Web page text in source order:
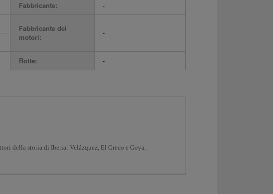
Fabbricante:
-
Fabbricante dei
motori:
-
Rotte: -
della storia di Iberia: Velázquez, El Greco e Goya.